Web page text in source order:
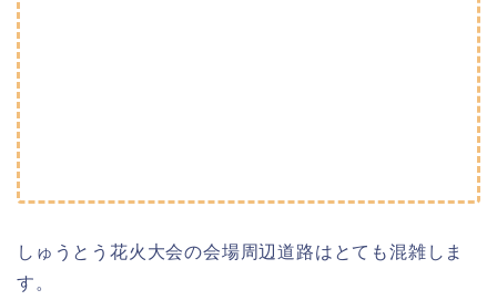
しゅうとう花火大会の会場周辺道路はとても混雑しま
す。